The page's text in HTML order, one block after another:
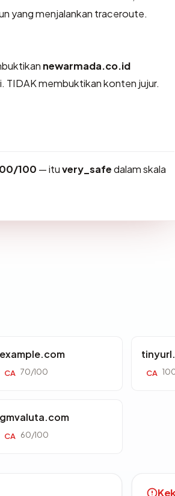
yang menjalankan traceroute.
newarmada.co.id
TIDAK membuktikan konten jujur.
100 — ituvery_safedalam skala
example.com
CA 70/100 CA
gmvaluta.com
CA 60/100